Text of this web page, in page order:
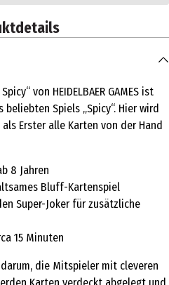
von HEIDELBAER GAMES ist
Spiels „Spicy“. Hier wird
Erster alle Karten von der Hand
8 Jahren
Bluff-Kartenspiel
Super-Joker für zusätzliche
15 Minuten
die Mitspieler mit cleveren